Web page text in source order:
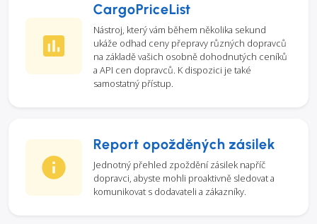
CargoPriceList
Nástroj, který vám během několika sekund
ukáže odhad ceny přepravy různých dopravců
na základě vašich osobně dohodnutých ceníků
a API cen dopravců. K dispozici je také
samostatný přístup.
Report opožděných zásilek
Jednotný přehled zpoždění zásilek napříč
dopravci, abyste mohli proaktivně sledovat a
komunikovat s dodavateli a zákazníky.